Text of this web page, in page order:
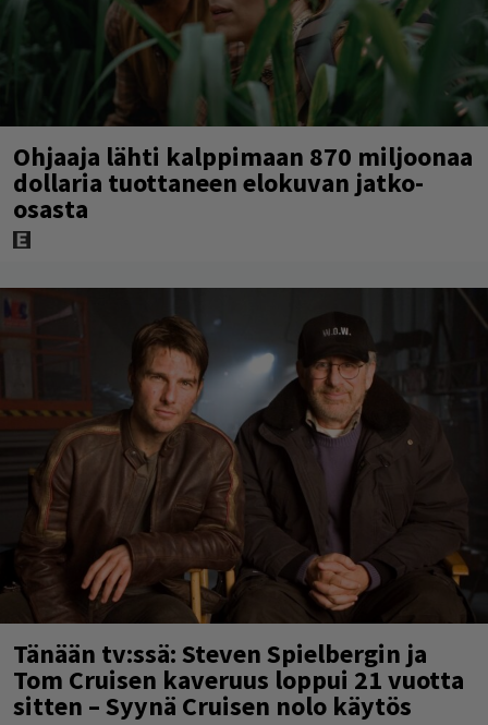
Ohjaaja lähti kalppimaan 870 miljoonaa
dollaria tuottaneen elokuvan jatko-
osasta
Tänään tv:ssä: Steven Spielbergin ja
Tom Cruisen kaveruus loppui 21 vuotta
sitten – Syynä Cruisen nolo käytös